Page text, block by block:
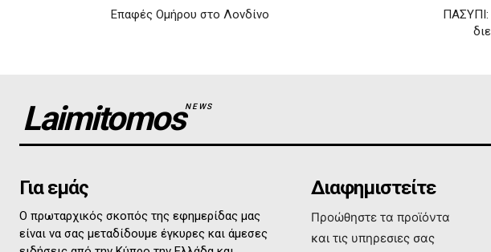
Επαφές Ομήρου στο Λονδίνο
ΠΑΣΥΠΙ:
LaimitomosNEWS
Για εμάς
Ο πρωταρχικός σκοπός της εφημερίδας μας
είναι να σας μεταδίδουμε έγκυρες και άμεσες
Διαφημιστείτε
Προώθηστε τα προϊόντα
και τις υπηρεσιες σας